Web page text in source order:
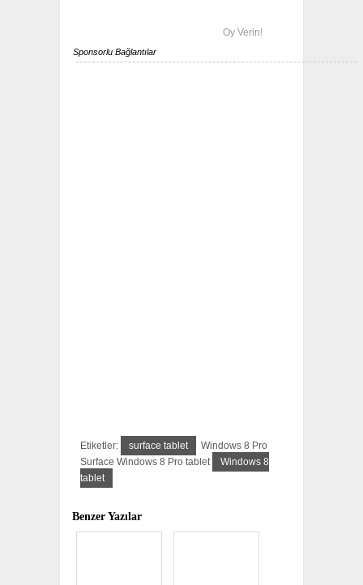
Oy Verin!
Sponsorlu Bağlantılar
Etiketler: surface tablet
Windows 8 Pro
Surface Windows 8 Pro tablet
Windows 8
tablet
Benzer Yazılar